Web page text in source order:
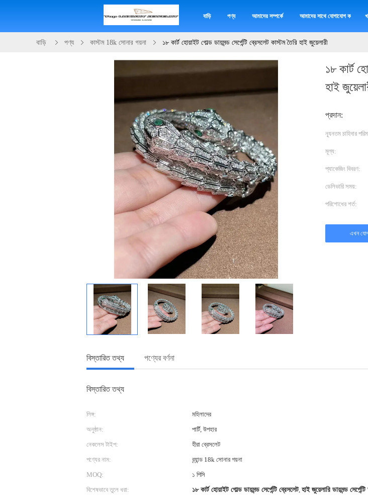
বাড়ি পণ্য আমাদের সম্পর্কে আমাদের সাথে যোগাযোগ করুন
বাড়ি পণ্য কাস্টম 18k সোনার গয়না ১৮ কার্ট হোয়াইট গোল্ড ডায়মন্ড সের্পেন্টি ব্রেসলেট কাস্টম তৈরি হাই জুয়েলারী
১৮ কার্ট
হাই
প্রদান:
ন্যূনতম চাহিদার
মূল্য:
প্যাকেজিং বিবরণ:
ডেলিভারি সময়:
পরিশোধের শর্ত:
এখন
বিস্তারিত তথ্য পণ্যের বর্ণনা
বিস্তারিত তথ্য
লিঙ্গ: মহিলাদের
অনুষ্ঠান:
পার্টি, উপহার
নেকলেস টাইপ:
হীরা ব্রেসলেট
পণ্যের নাম:
ব্র্যান্ড 18k সোনার গয়না
MOQ:
১ পিসি
বিশেষভাবে তুলে ধরা:
১৮ কার্ট হোয়াইট গোল্ড ডায়মন্ড সের্পেন্টি ব্রেসলেট, হাই জুয়েলারি ডায়মন্ড